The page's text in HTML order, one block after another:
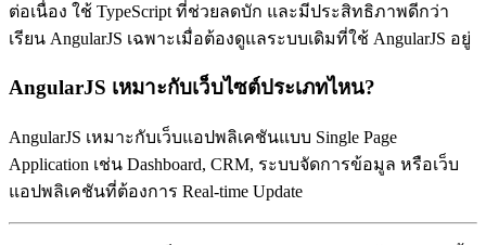
ต่อเนื่อง ใช้ TypeScript ที่ช่วยลดบัก และมีประสิทธิภาพดีกว่า
เรียน AngularJS เฉพาะเมื่อต้องดูแลระบบเดิมที่ใช้ AngularJS อยู่
AngularJS เหมาะกับเว็บไซต์ประเภทไหน?
AngularJS เหมาะกับเว็บแอปพลิเคชันแบบ Single Page
Application เช่น Dashboard, CRM, ระบบจัดการข้อมูล หรือเว็บ
แอปพลิเคชันที่ต้องการ Real-time Update